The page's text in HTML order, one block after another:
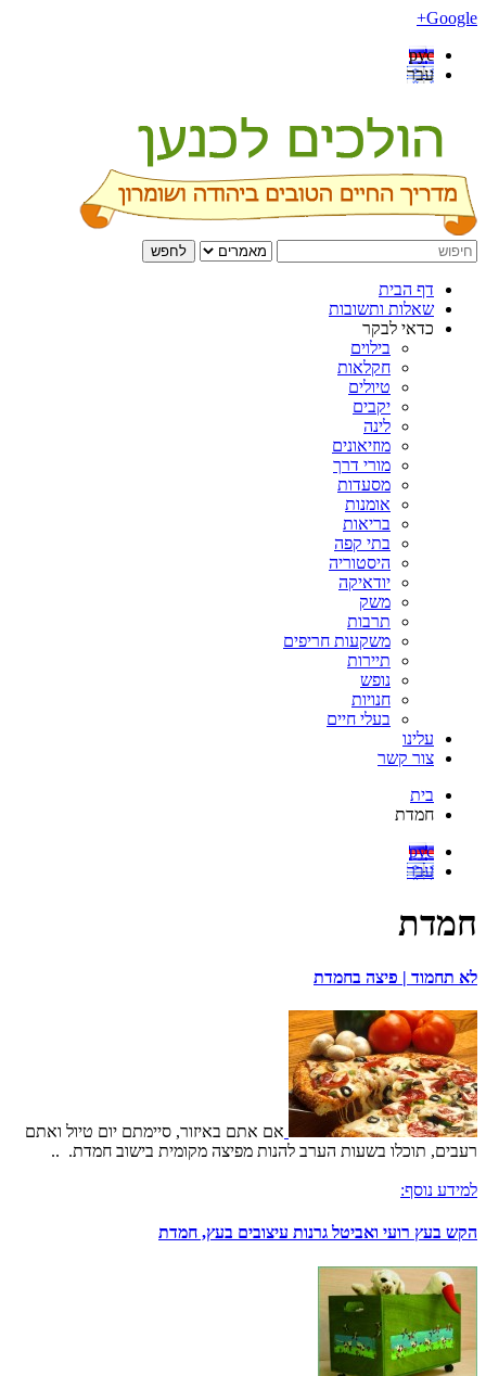
Google+
рус
עבר
לחפש
דף הבית
שאלות ותשובות
כדאי לבקר
בילוים
חקלאות
טיולים
יקבים
לינה
מוזיאונים
מורי דרך
מסעדות
אומנות
בריאות
בתי קפה
היסטוריה
יודאיקה
משק
תרבות
משקעות חריפים
תיירות
נופש
חנויות
בעלי חיים
עלינו
צור קשר
בית
חמדת
рус
עבר
חמדת
לא תחמוד | פיצה בחמדת
אם אתם באיזור, סיימתם יום טיול ואתם
רעבים, תוכלו בשעות הערב להנות מפיצה מקומית בישוב חמדת. ..
למידע נוסף:
הקש בעץ רועי ואביטל גרנות עיצובים בעץ, חמדת